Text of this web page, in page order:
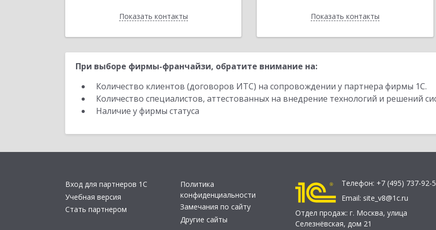
Показать контакты
Назад Показать контакты
Назад
При выборе фирмы-франчайзи, обратите внимание на:
Количество клиентов (договоров ИТС) на сопровождении у партнера фирмы 1С.
Количество специалистов, аттестованных на внедрение технологий и решений
Наличие у фирмы статуса
Вход для партнеров 1С
Учебная версия
Стать партнером
Политика
конфиденциальности
Замечания по сайту
Другие сайты
Телефон: +7 (495) 737-92-
Email: site_v8@1c.ru
Отдел продаж: г. Москва, улица
Селезнёвская, дом 21